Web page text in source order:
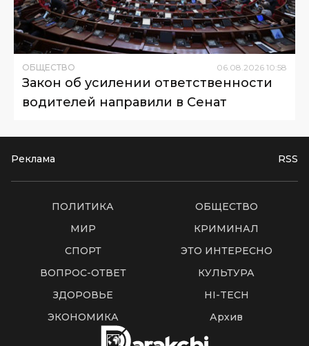
ОБЩЕСТВО 06 08 2026 10:58
Закон об усилении ответственности
водителей направили в Сенат
Реклама RSS
ПОЛИТИКА
ОБЩЕСТВО
МИР
КРИМИНАЛ
СПОРТ
ЭТО ИНТЕРЕСНО
ВОПРОС-ОТВЕТ
КУЛЬТУРА
ЗДОРОВЬЕ
HI-TECH
ЭКОНОМИКА
Архив